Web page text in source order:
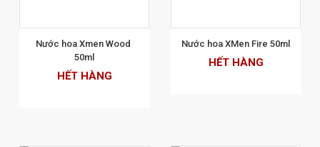
Nước hoa Xmen Wood
50ml
HẾT HÀNG
Nước hoa XMen Fire 50ml
HẾT HÀNG